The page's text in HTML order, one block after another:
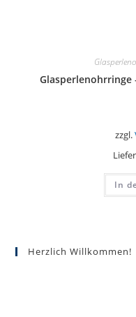
Glasperlenohrringe
zzgl.
In
Herzlich Willkommen!